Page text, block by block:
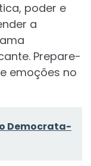
poder e
a
Prepare-
emoções no
Democrata-